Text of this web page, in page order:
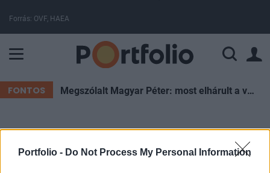
Portfolio - Do Not Process My Personal Information
Forrás: OVF, HAEA
FONTOS Megszólalt Magyar Péter: most elhárult a veszély, de Pakson újra pattanásig feszülhet a helyzet
ELŐFIZETŐI TARTALOM
KBC offenzíva a régióban